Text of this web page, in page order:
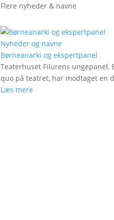
Flere nyheder & navne
Nyheder og navne
Børneanarki og ekspertpanel
Teaterhuset Filurens ungepanel,
quo på teatret, har modtaget en
Læs mere